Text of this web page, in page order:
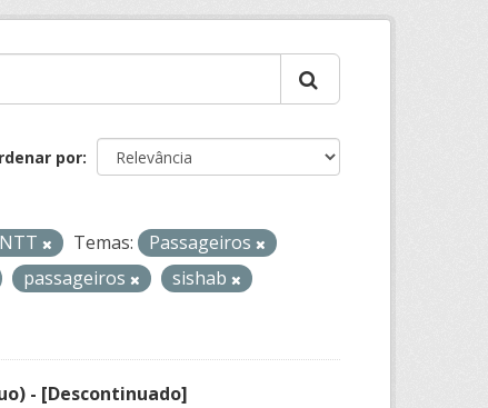
por
Temas:
Passageiros
passageiros
sishab
- [Descontinuado]